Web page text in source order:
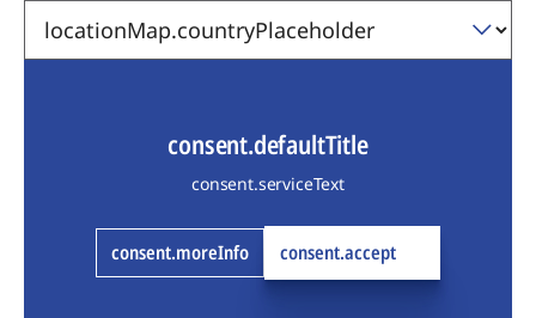
consent.defaultTitle
consent.serviceText
consent.moreInfo consent.accept